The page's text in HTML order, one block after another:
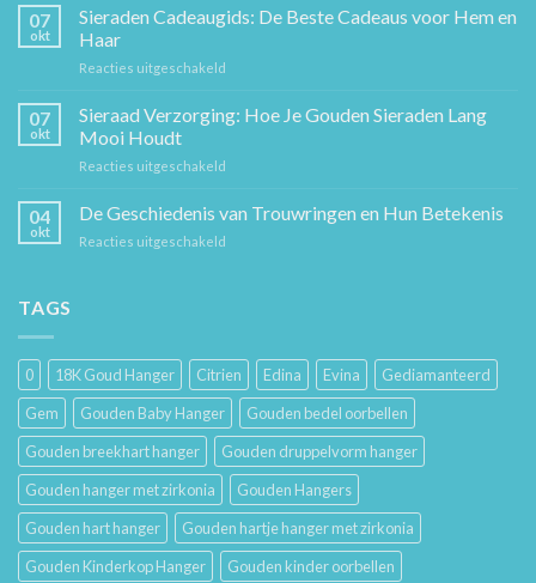
Gouden
Sierkunst
07
okt
Sieraden Cadeaugids: De Beste Cadeaus voor Hem en
Haar
Reacties uitgeschakeld
Cadeaugids:
De
Hem
07
okt
Sieraad Verzorging: Hoe Je Gouden Sieraden Lang
Mooi Houdt
Reacties uitgeschakeld
Verzorging:
04
okt
De Geschiedenis van Trouwringen en Hun Betekenis
Reacties uitgeschakeld
Hun
Betekenis
TAGS
0 18K Goud Hanger Citrien Edina Evina
Gediamanteerd
Gem
Gouden Baby Hanger
Gouden bedel oorbellen
Gouden breekhart hanger
Gouden druppelvorm hanger
Gouden hanger met zirkonia
Gouden Hangers
Gouden hart hanger
Gouden hartje hanger met zirkonia
Gouden Kinderkop Hanger
Gouden kinder oorbellen